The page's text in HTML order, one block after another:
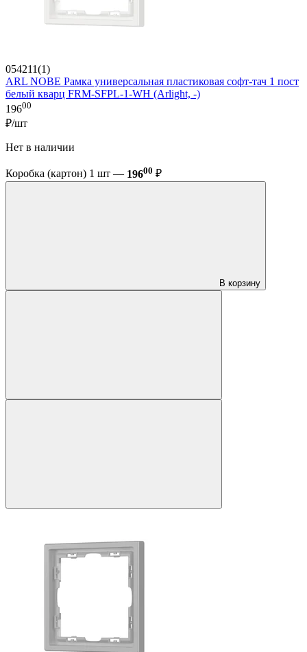
054211(1)
ARL NOBE Рамка универсальная пластиковая софт-тач 1 пост
белый кварц FRM-SFPL-1-WH (Arlight, -)
19600
₽/шт
Нет в наличии
Коробка (картон) 1 шт — 19600 ₽
В корзину